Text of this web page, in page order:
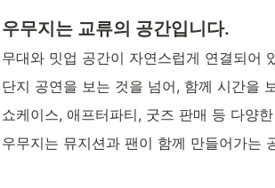
우무지는 교류의 공간입니다.
무대와 밋업 공간이 자연스럽게 연결되어
단지 공연을 보는 것을 넘어, 함께 시간을
쇼케이스, 애프터파티, 굿즈 판매 등 다양
우무지는 뮤지션과 팬이 함께 만들어가는